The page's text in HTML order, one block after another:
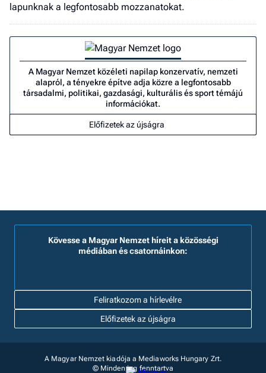
lapunknak a legfontosabb mozzanatokat.
A Magyar Nemzet közéleti napilap konzervatív, nemzeti
alapról, a tényekre építve adja közre a legfontosabb
társadalmi, politikai, gazdasági, kulturális és sport témájú
információkat.
Előfizetek az újságra
Feliratkozom a hírlevélre
Kövesse a Magyar Nemzet híreit a közösségi
médiában és csatornáinkon:
Előfizetek az újságra
A Magyar Nemzet kiadója a Mediaworks Hungary Zrt.
© Minden jog fenntartva